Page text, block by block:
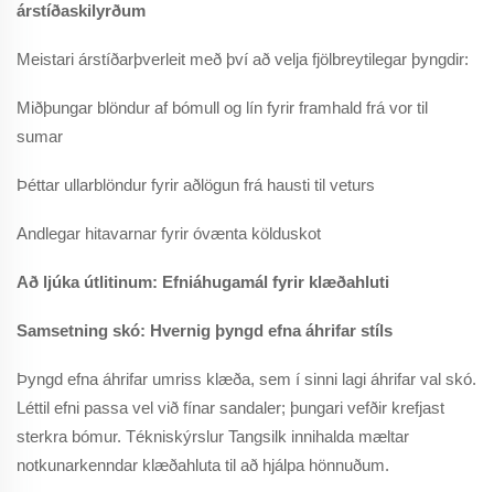
árstíðaskilyrðum
Meistari árstíðarþverleit með því að velja fjölbreytilegar þyngdir:
Miðþungar blöndur af bómull og lín fyrir framhald frá vor til
sumar
Þéttar ullarblöndur fyrir aðlögun frá hausti til veturs
Andlegar hitavarnar fyrir óvænta kölduskot
Að ljúka útlitinum: Efniáhugamál fyrir klæðahluti
Samsetning skó: Hvernig þyngd efna áhrifar stíls
Þyngd efna áhrifar umriss klæða, sem í sinni lagi áhrifar val skó.
Léttil efni passa vel við fínar sandaler; þungari vefðir krefjast
sterkra bómur. Tékniskýrslur Tangsilk innihalda mæltar
notkunarkenndar klæðahluta til að hjálpa hönnuðum.